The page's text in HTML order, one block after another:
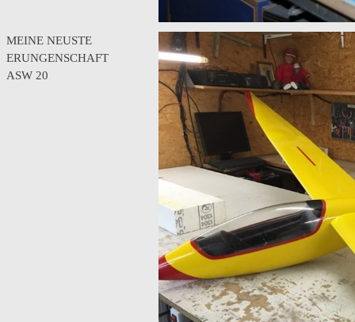
MEINE NEUSTE
ERUNGENSCHAFT
ASW 20